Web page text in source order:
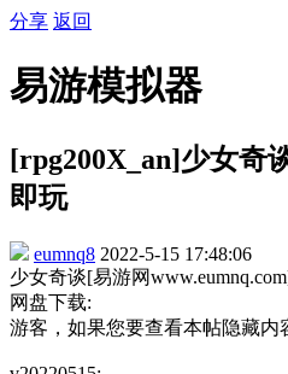
分享 返回
易游模拟器
[rpg200X_an]少女奇
即玩
eumnq8 2022-5-15 17:48:06
少女奇谈[易游网
网盘下载:
游客，如果您要查看本帖隐藏内